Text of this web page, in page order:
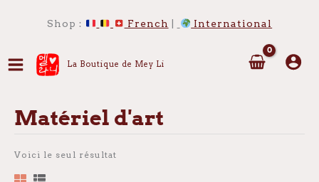
Shop : French International
La Boutique de Mey Li
Matériel d'art
Voici le seul résultat